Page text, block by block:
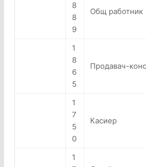
8
8
9
Общ работник
1
8
6
5
Продавач-
1
7
5
0
Касиер
1